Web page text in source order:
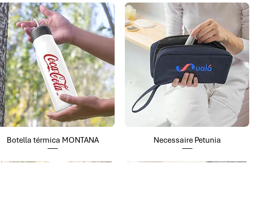
Botella térmica MONTANA Necessaire Petunia